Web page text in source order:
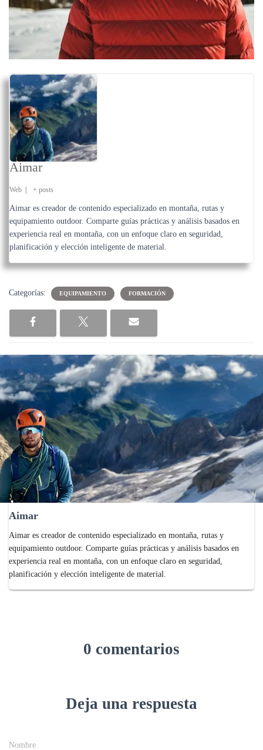
Aimar
Web + posts
Aimar es creador de contenido especializado en montaña, rutas y
equipamiento outdoor. Comparte guías prácticas y análisis basados en
experiencia real en montaña, con un enfoque claro en seguridad,
planificación y elección inteligente de material.
Categorías: EQUIPAMIENTO FORMACIÓN
Aimar
Aimar es creador de contenido especializado en montaña, rutas y
equipamiento outdoor. Comparte guías prácticas y análisis basados en
experiencia real en montaña, con un enfoque claro en seguridad,
planificación y elección inteligente de material.
0 comentarios
Deja una respuesta
Nombre